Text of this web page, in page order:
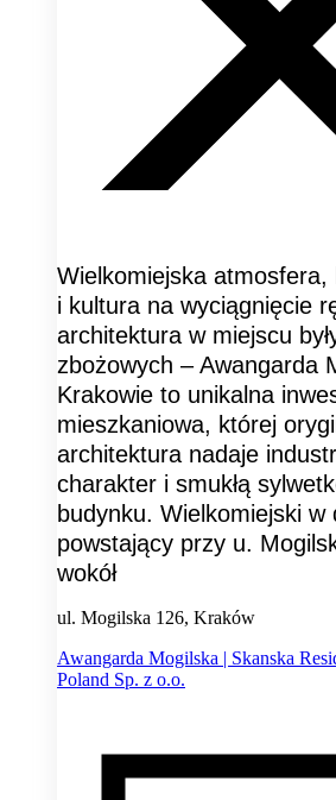
Wielkomiejska atmosfera,
i kultura na wyciągnięcie
architektura w miejscu
zbożowych – Awangarda
Krakowie to unikalna
mieszkaniowa, której
architektura nadaje
charakter i smukłą
budynku. Wielkomiejski w
powstający przy u.
wokół
ul. Mogilska 126, Kraków
Awangarda Mogilska | Skanska
Poland Sp. z o.o.